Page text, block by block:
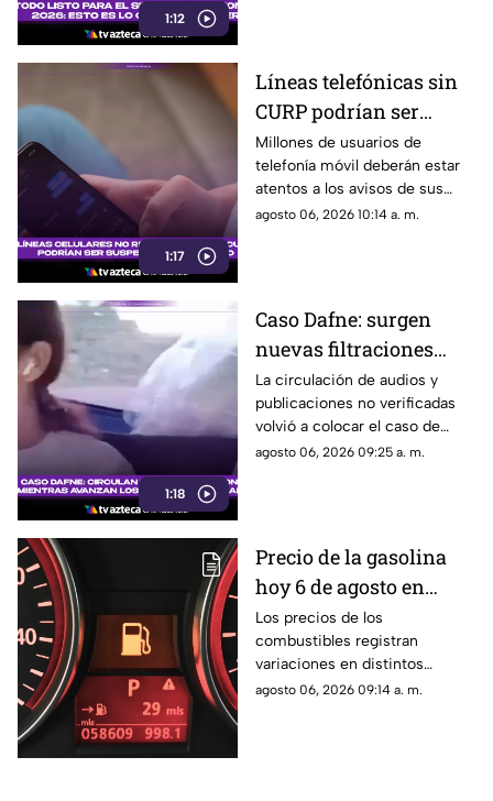
1:12
1:17
Líneas telefónicas sin
CURP podrían ser
suspendidas a partir de
agosto; así será el
proceso
Millones de usuarios de
telefonía móvil deberán estar
atentos a los avisos de sus
operadores, ya que a partir del
agosto 06, 2026 10:14 a. m.
1:18
Caso Dafne: surgen
nuevas filtraciones
mientras avanzan dos
procesos judiciales
distintos
La circulación de audios y
publicaciones no verificadas
volvió a colocar el caso de
Dafne en el centro de la
agosto 06, 2026 09:25 a. m.
Precio de la gasolina
hoy 6 de agosto en
Chihuahua: así las
variaciones en la
entidad
Los precios de los
combustibles registran
variaciones en distintos
estados del país este jueves 6
agosto 06, 2026 09:14 a. m.